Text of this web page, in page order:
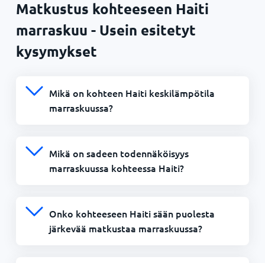
Matkustus kohteeseen Haiti
marraskuu - Usein esitetyt
kysymykset
Mikä on kohteen Haiti keskilämpötila
marraskuussa?
Mikä on sadeen todennäköisyys
marraskuussa kohteessa Haiti?
Onko kohteeseen Haiti sään puolesta
järkevää matkustaa marraskuussa?